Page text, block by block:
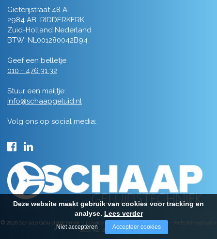
Gieterijstraat 48 A
2984 AB RIDDERKERK
Zuid-Holland Nederland
BTW: NL001280042B94
Geef een belletje:
010 - 476 31 32
Stuur een mailtje:
info@schaapgeluid.nl
Volg ons op social media:
© 2026 Schaap Geluidstechniek - privacy - algemene voorwaarden- Website realisatie
door Vanderperk Groep
Deze website maakt gebruik van cookies voor tracking en
analyse. Lees verder
Niet accepteren Accepteer cookies